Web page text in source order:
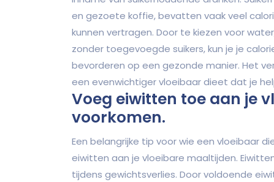
en gezoete koffie, bevatten vaak veel
kunnen vertragen. Door te kiezen voor
zonder toegevoegde suikers, kun je je
bevorderen op een gezonde manier. Het
een evenwichtiger vloeibaar dieet dat je
Voeg eiwitten toe aan je
voorkomen.
Een belangrijke tip voor wie een vloeibaar
eiwitten aan je vloeibare maaltijden.
tijdens gewichtsverlies. Door voldoende